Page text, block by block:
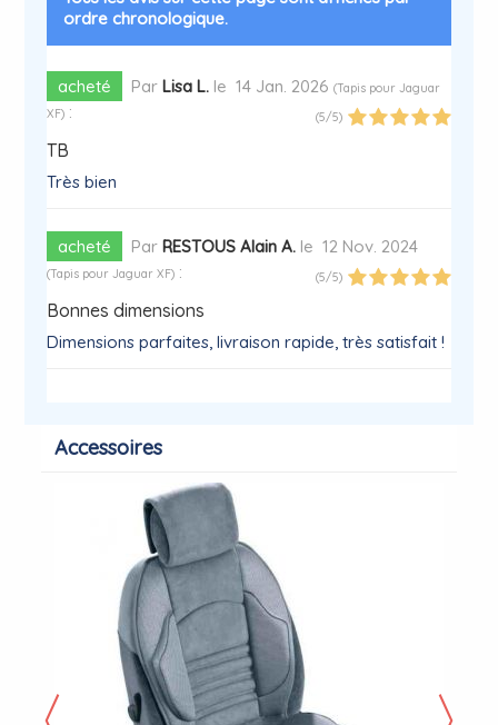
ordre chronologique.
acheté ParLisa L. le14 Jan. 2026(Tapis pour Jaguar
XF) : (5/5)
TB
Très bien
acheté ParRESTOUS Alain A. le12 Nov. 2024
(Tapis pour Jaguar XF) : (5/5)
Bonnes dimensions
Dimensions parfaites, livraison rapide, très satisfait !
Accessoires